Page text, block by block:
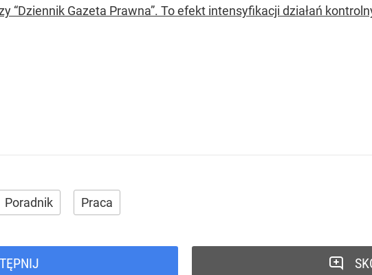
“Dziennik Gazeta Prawna”. To efekt intensyfikacji działań
Poradnik Praca